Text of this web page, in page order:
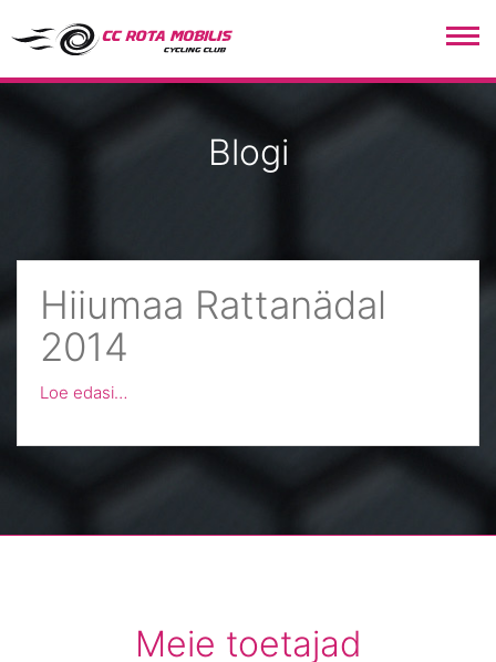
CC Rota Mobilis
Blogi
Hiiumaa Rattanädal
2014
Loe edasi…
Meie toetajad